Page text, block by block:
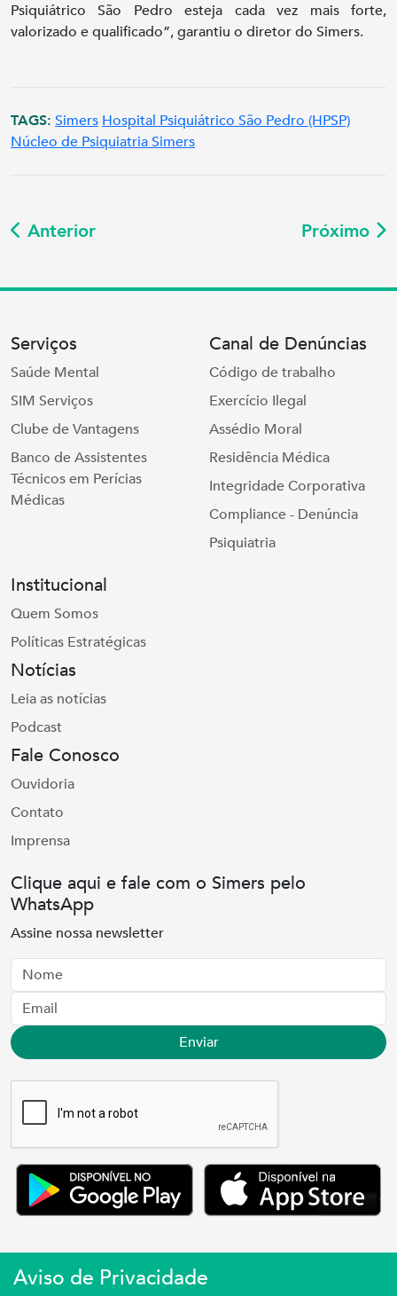
Psiquiátrico São Pedro esteja cada vez mais forte,
valorizado e qualificado”, garantiu o diretor do Simers.
TAGS: Simers Hospital Psiquiátrico São Pedro (HPSP)
Núcleo de Psiquiatria Simers
Anterior Próximo
Aviso de Privacidade
Serviços
Saúde Mental
SIM Serviços
Clube de Vantagens
Banco de Assistentes
Técnicos em Perícias
Médicas
Canal de Denúncias
Código de trabalho
Exercício Ilegal
Assédio Moral
Residência Médica
Integridade Corporativa
Compliance - Denúncia
Psiquiatria
Institucional
Quem Somos
Políticas Estratégicas
Notícias
Leia as notícias
Podcast
Fale Conosco
Ouvidoria
Contato
Imprensa
Clique aqui e fale com o Simers pelo
WhatsApp
Assine nossa newsletter
Nome
Email
Enviar